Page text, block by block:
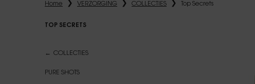
Home VERZORGING COLLECTIES Top Secrets
TOP SECRETS
COLLECTIES
PURE SHOTS